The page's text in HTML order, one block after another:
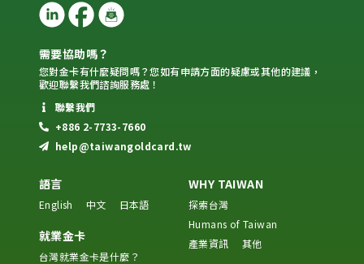
需要協助嗎？
您對金卡有什麼疑問嗎？您如有申請方面的疑慮或其他的建議，
歡迎聯繫我們諮詢服務處！
聯繫我們
+886 2-7733-7660
help@taiwangoldcard.tw
語言
English 中文 日本語
就業金卡
台灣就業金卡是什麼？
WHY TAIWAN
探索台灣
Humans of Taiwan
產業資訊
其他